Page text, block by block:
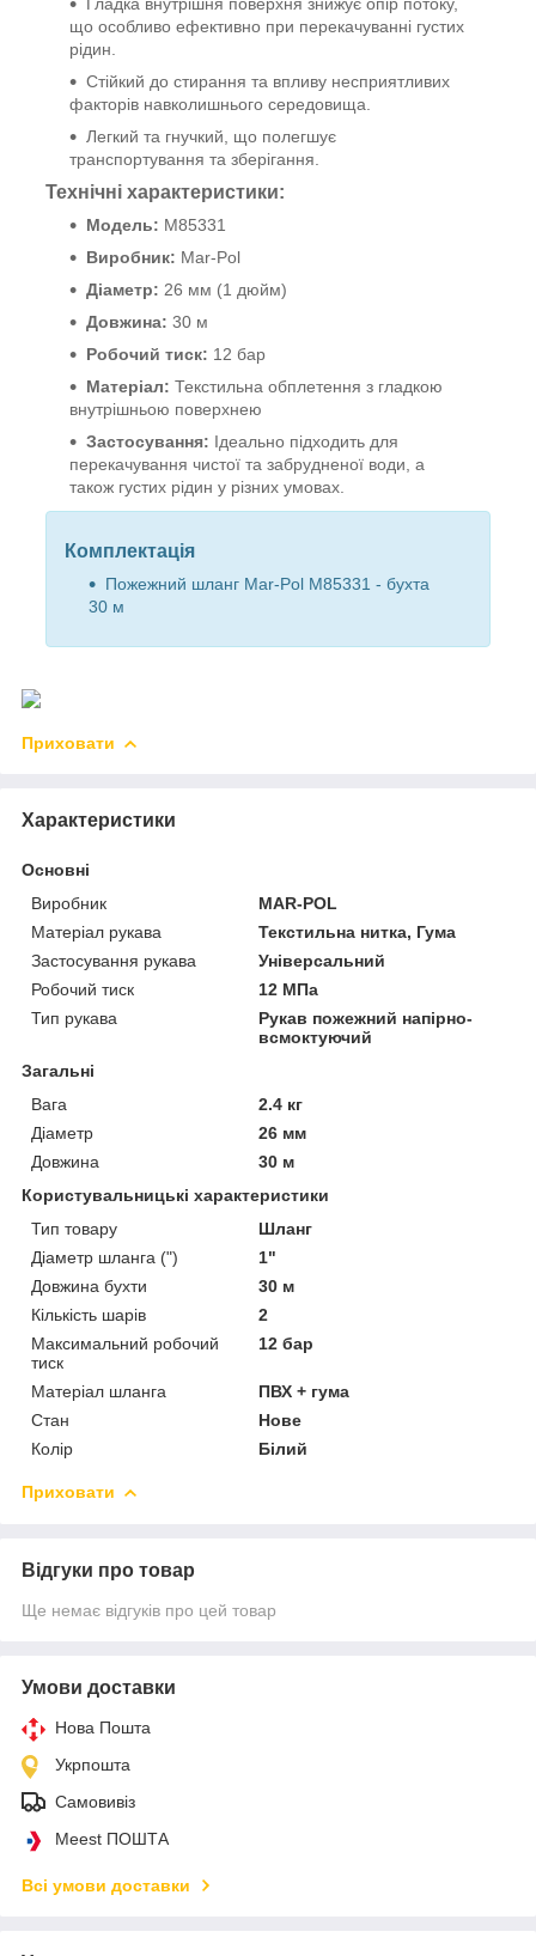
що особливо ефективно при перекачуванні густих
рідин.
Стійкий до стирання та впливу несприятливих
факторів навколишнього середовища.
Легкий та гнучкий, що полегшує
транспортування та зберігання.
Технічні характеристики:
Модель: M85331
Виробник: Mar-Pol
Діаметр: 26 мм (1 дюйм)
Довжина: 30 м
Робочий тиск: 12 бар
Матеріал: Текстильна обплетення з гладкою
внутрішньою поверхнею
Застосування: Ідеально підходить для
перекачування чистої та забрудненої води, а
також густих рідин у різних умовах.
Комплектація
Пожежний шланг Mar-Pol M85331 - бухта
30 м
Приховати
Характеристики
Основні
Виробник
MAR-POL
Матеріал рукава
Текстильна нитка, Гума
Застосування рукава
Універсальний
Робочий тиск
12 МПа
Тип рукава
Рукав пожежний напірно-
всмоктуючий
Загальні
Вага
2.4 кг
Діаметр
26 мм
Довжина
30 м
Користувальницькі характеристики
Тип товару
Шланг
Діаметр шланга (")
1"
Довжина бухти
30 м
Кількість шарів
2
Максимальний робочий
тиск
12 бар
Матеріал шланга
ПВХ + гума
Стан
Нове
Колір
Білий
Приховати
Відгуки про товар
Ще немає відгуків про цей товар
Умови доставки
Нова Пошта
Укрпошта
Самовивіз
Meest ПОШТА
Всі умови доставки